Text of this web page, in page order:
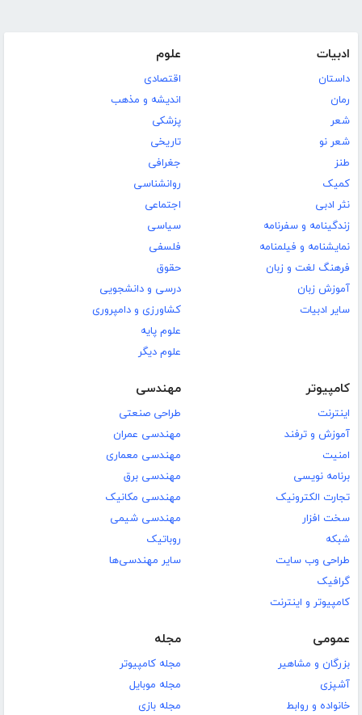
ادبیات
داستان
رمان
شعر
شعر نو
طنز
کمیک
نثر ادبی
زندگینامه و سفرنامه
نمایشنامه و فیلمنامه
فرهنگ لغت و زبان
آموزش زبان
سایر ادبیات
علوم
اقتصادی
اندیشه و مذهب
پزشکی
تاریخی
جغرافی
روانشناسی
اجتماعی
سیاسی
فلسفی
حقوق
درسی و دانشجویی
کشاورزی و دامپروری
علوم پایه
علوم دیگر
کامپیوتر
اینترنت
آموزش و ترفند
امنیت
برنامه نویسی
تجارت الکترونیک
سخت افزار
شبکه
طراحی وب سایت
گرافیک
کامپیوتر و اینترنت
مهندسی
طراحی صنعتی
مهندسی عمران
مهندسی معماری
مهندسی برق
مهندسی مکانیک
مهندسی شیمی
روباتیک
سایر مهندسی‌ها
عمومی
بزرگان و مشاهیر
آشپزی
خانواده و روابط
مجله
مجله کامپیوتر
مجله موبایل
مجله بازی